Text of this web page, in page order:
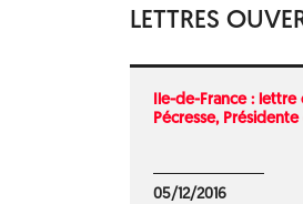
LETTRES
Ile-de-France :
Pécresse,
05/12/2016